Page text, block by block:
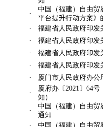
·
中国（福建）自由贸
平台提升行动方案》
·
福建省人民政府印发
·
福建省人民政府印发
·
福建省人民政府印发
·
福建省人民政府印发
·
厦门市人民政府办公
·
厦府办〔2021〕64
知）
·
中国（福建）自由贸
通知
·
中国（福建）自由贸